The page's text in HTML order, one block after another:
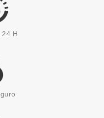
24 H